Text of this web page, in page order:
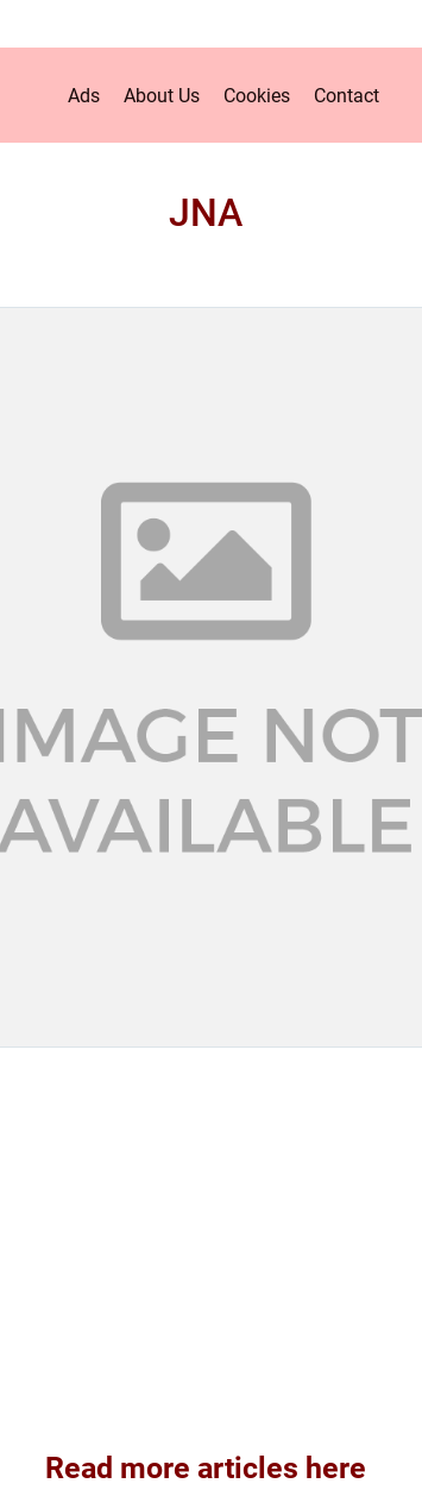
Ads About Us Cookies Contact
JNA
Read more articles here